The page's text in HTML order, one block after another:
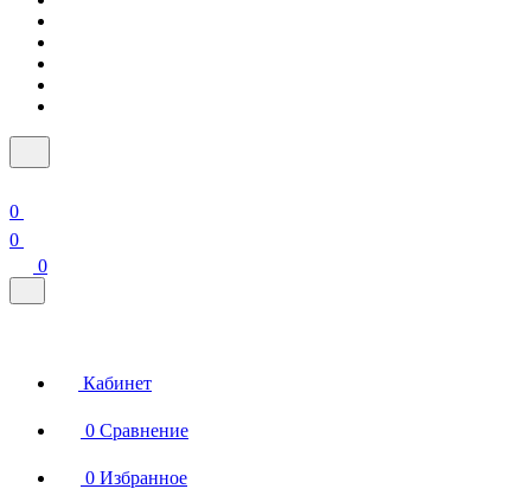
0
0
0
Кабинет
0 Сравнение
0 Избранное